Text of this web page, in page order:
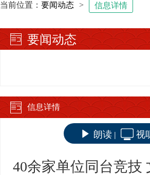
当前位置： 要闻动态 > 信息详情
要闻动态
信息详情
朗读 | 视
40余家单位同台竞技